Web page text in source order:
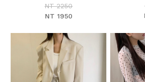
NT 2250
NT 1950